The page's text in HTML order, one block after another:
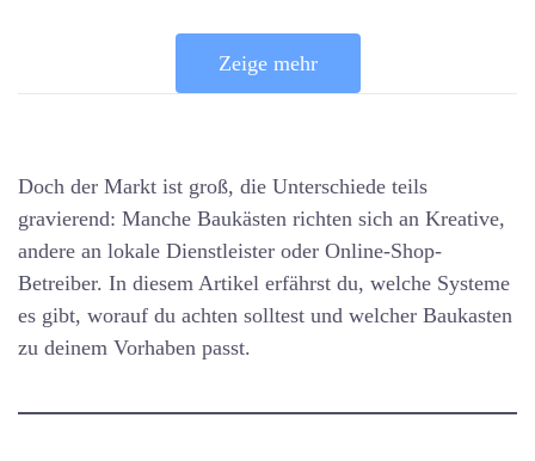
Zeige mehr
Doch der Markt ist groß, die Unterschiede teils
gravierend: Manche Baukästen richten sich an Kreative,
andere an lokale Dienstleister oder Online-Shop-
Betreiber. In diesem Artikel erfährst du, welche Systeme
es gibt, worauf du achten solltest und welcher Baukasten
zu deinem Vorhaben passt.